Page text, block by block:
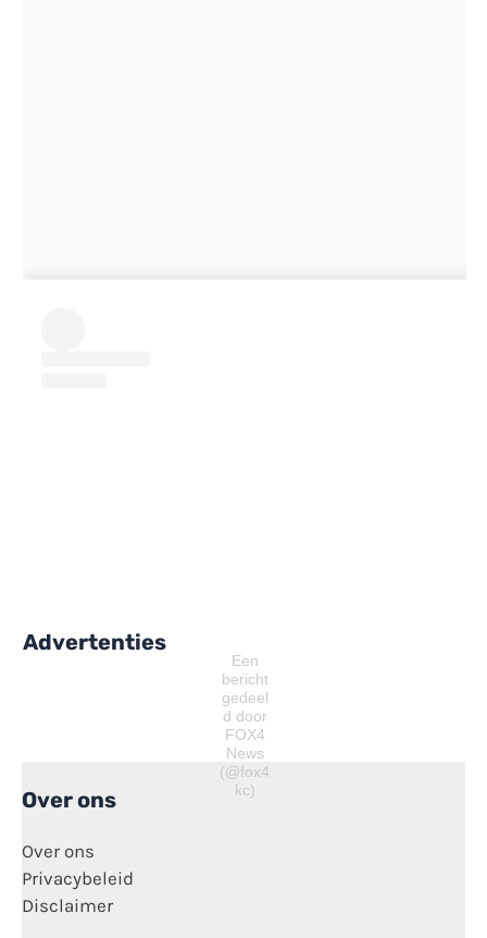
Een
bericht
gedeel
d door
FOX4
News
(@fox4
kc)
Advertenties
Over ons
Over ons
Privacybeleid
Disclaimer